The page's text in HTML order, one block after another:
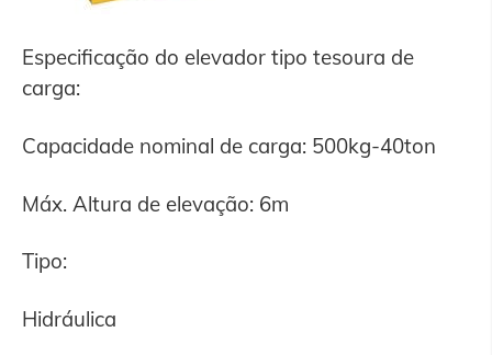
Especificação do elevador tipo tesoura de
carga:
Capacidade nominal de carga: 500kg-40ton
Máx. Altura de elevação: 6m
Tipo:
Hidráulica